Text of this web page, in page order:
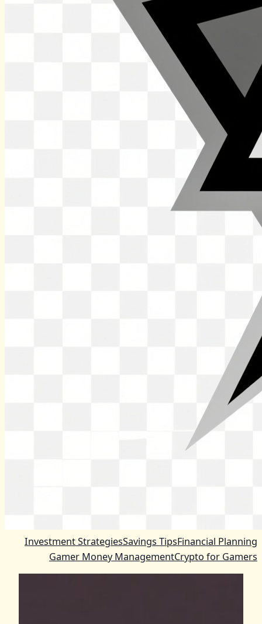
Investment StrategiesSavings TipsFinancial Planning
Gamer Money ManagementCrypto for Gamers